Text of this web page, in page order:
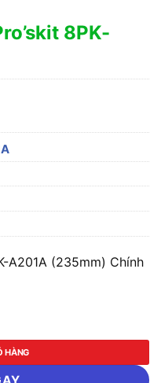
8PK-
A201A (235mm) Chính
(235mm) số lượng
HÀNG